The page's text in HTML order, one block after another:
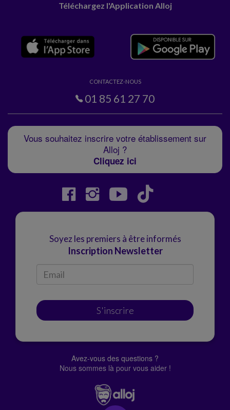
Téléchargez l'Application Alloj
CONTACTEZ-NOUS
01 85 61 27 70
Vous souhaitez inscrire votre établissement sur
Alloj ?
Cliquez ici
Soyez les premiers à être informés
Inscription Newsletter
S'inscrire
Avez-vous des questions ?
Nous sommes là pour vous aider !